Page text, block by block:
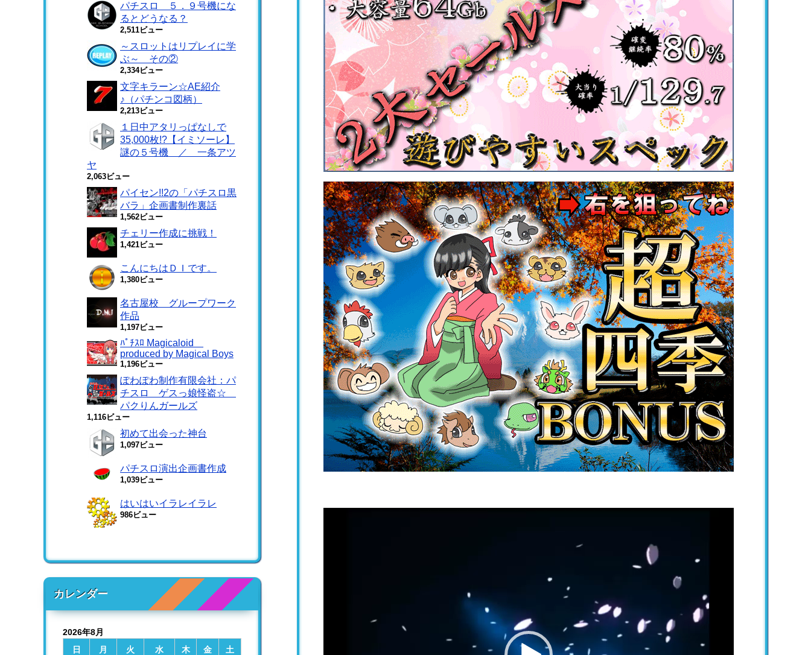
パチスロ ５．９号機にな
るとどうなる？
2,511ビュー
～スロットはリプレイに学
ぶ～ その②
2,334ビュー
文字キラーン☆AE紹介
♪（パチンコ図柄）
2,213ビュー
１日中アタリっぱなしで
35,000枚!?【イミソーレ】
謎の５号機 ／ 一条アツ
ヤ
2,063ビュー
パイセン!!2の「パチスロ黒
バラ」企画書制作裏話
1,562ビュー
チェリー作成に挑戦！
1,421ビュー
こんにちはＤＩです。
1,380ビュー
名古屋校 グループワーク
作品
1,197ビュー
ﾊﾟﾁｽﾛ Magicaloid
produced by Magical Boys
1,196ビュー
ぽわぽわ制作有限会社：パ
チスロ ゲスっ娘怪盗☆
パクりんガールズ
1,116ビュー
初めて出会った神台
1,097ビュー
パチスロ演出企画書作成
1,039ビュー
はいはいイラレイラレ
986ビュー
カレンダー
2026年8月
日
月 火 水 木 金 土